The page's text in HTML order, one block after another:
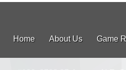
Home About Us Game